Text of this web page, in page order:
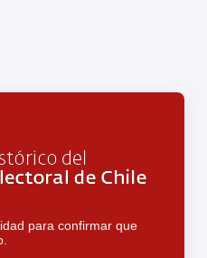
para confirmar que